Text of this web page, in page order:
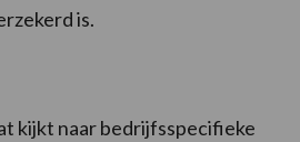
is.
kijkt naar bedrijfsspecifieke